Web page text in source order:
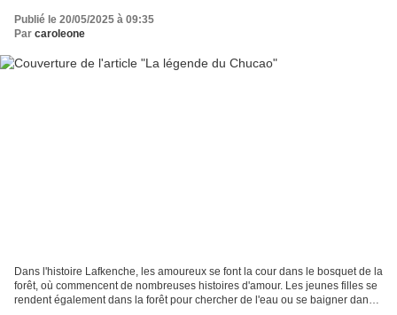
Publié le 20/05/2025 à 09:35
Par caroleone
Dans l'histoire Lafkenche, les amoureux se font la cour dans le bosquet de la
forêt, où commencent de nombreuses histoires d'amour. Les jeunes filles se
rendent également dans la forêt pour chercher de l'eau ou se baigner dans